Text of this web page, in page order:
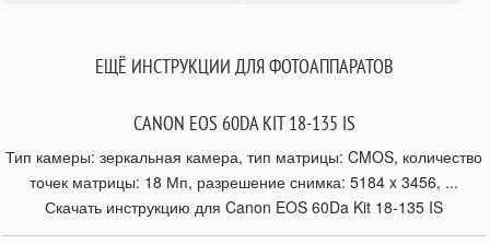
ЕЩЁ ИНСТРУКЦИИ ДЛЯ ФОТОАППАРАТОВ
CANON EOS 60DA KIT 18-135 IS
Тип камеры: зеркальная камера, тип матрицы: CMOS, количество
точек матрицы: 18 Мп, разрешение снимка: 5184 x 3456, ...
Скачать инструкцию для Canon EOS 60Da Kit 18-135 IS